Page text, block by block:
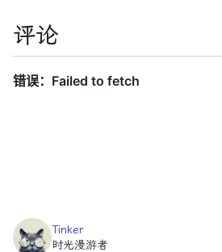
Tinker
时光漫游者
评论